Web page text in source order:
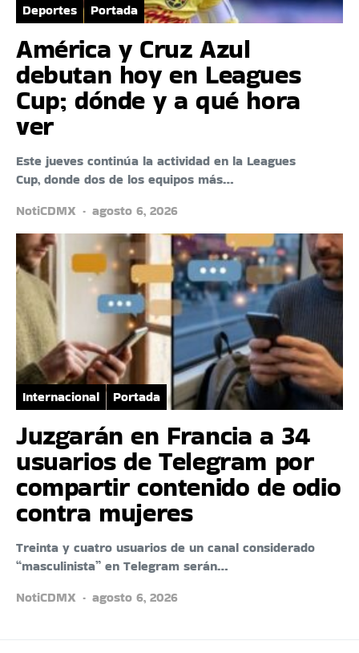
Deportes Portada
América y Cruz Azul
debutan hoy en Leagues
Cup; dónde y a qué hora
ver
Este jueves continúa la actividad en la Leagues
Cup, donde dos de los equipos más…
NotiCDMX
agosto 6, 2026
Internacional Portada
Juzgarán en Francia a 34
usuarios de Telegram por
compartir contenido de odio
contra mujeres
Treinta y cuatro usuarios de un canal considerado
“masculinista” en Telegram serán…
NotiCDMX
agosto 6, 2026